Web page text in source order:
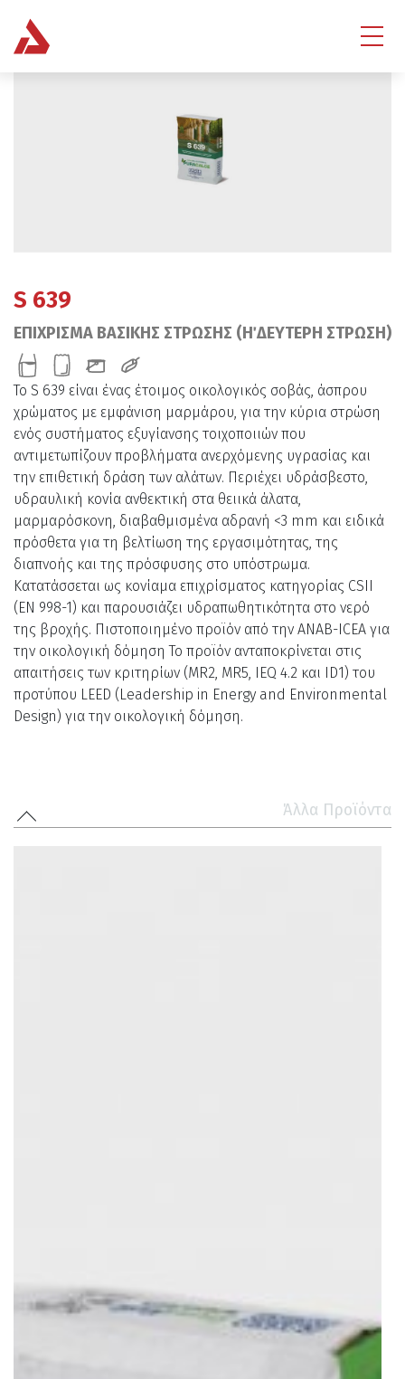
S 639
ΕΠΙΧΡΙΣΜΑ ΒΑΣΙΚΗΣ ΣΤΡΩΣΗΣ (Η΄ ΔΕΥΤΕΡΗ ΣΤΡΩΣΗ)
Το S 639 είναι ένας έτοιμος οικολογικός σοβάς, άσπρου
χρώματος με εμφάνιση μαρμάρου, για την κύρια στρώση
ενός συστήματος εξυγίανσης τοιχοποιιών που
αντιμετωπίζουν προβλήματα ανερχόμενης υγρασίας και
την επιθετική δράση των αλάτων. Περιέχει υδράσβεστο,
υδραυλική κονία ανθεκτική στα θειικά άλατα,
μαρμαρόσκονη, διαβαθμισμένα αδρανή <3 mm και ειδικά
πρόσθετα για τη βελτίωση της εργασιμότητας, της
διαπνοής και της πρόσφυσης στο υπόστρωμα.
Κατατάσσεται ως κονίαμα επιχρίσματος κατηγορίας CSIΙ
(EN 998-1) και παρουσιάζει υδραπωθητικότητα στο νερό
της βροχής. Πιστοποιημένο προϊόν από την ΑNAB-ICEA για
την οικολογική δόμηση Το προϊόν ανταποκρίνεται στις
απαιτήσεις των κριτηρίων (MR2, MR5, IEQ 4.2 και ID1) του
προτύπου LEED (Leadership in Energy and Environmental
Design) για την οικολογική δόμηση.
Άλλα Προϊόντα